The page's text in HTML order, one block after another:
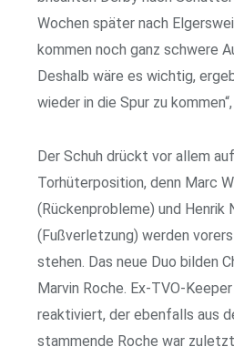
Wochen später nach
kommen noch ganz schwere
Deshalb wäre es wichtig,
wieder in die Spur zu
Der Schuh drückt vor allem
Torhüterposition, denn Marc
(Rückenprobleme) und Henrik
(Fußverletzung) werden
stehen. Das neue Duo bilden
Marvin Roche. Ex-TVO-
reaktiviert, der ebenfalls aus
stammende Roche war